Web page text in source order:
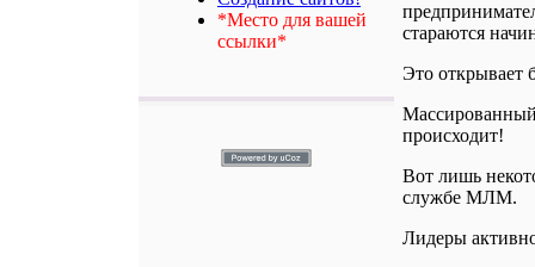
*Место для вашей
ссылки*
стараются
Это открывает
происходит!
Вот лишь
службе МЛМ.
Лидеры